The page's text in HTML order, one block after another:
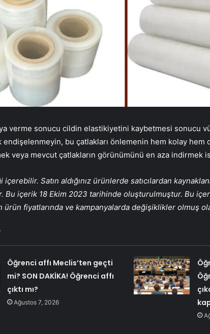
verme sonucu cildin elastikiyetini kaybetmesi sonucu
endişelenmeyin, bu çatlakları önlemenin hem kolay hem
veya mevcut çatlakların görünümünü en aza indirmek
Satın aldığınız ürünlerde satıcılardan
Bu içerik 18 Ekim 2023 tarihinde oluşturulmuştur. Bu
ürün fiyatlarında ve kampanyalarda değişiklikler olmuş
Öğrenci affı Meclis’ten geçti
mi? SON DAKİKA! Öğrenci affı
çıktı mı?
Ağustos 7, 2026